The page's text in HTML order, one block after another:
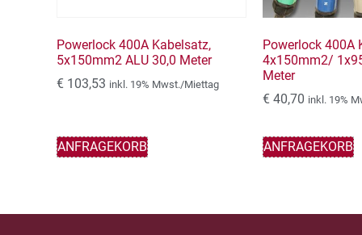
Powerlock 400A Kabelsatz,
5x150mm2 ALU 30,0 Meter
€ 103,53 inkl. 19% Mwst./Miettag
ANFRAGEKORB
Powerlock 400A
4x150mm2/
Meter
€ 40,70 inkl. 19%
ANFRAGEKORB